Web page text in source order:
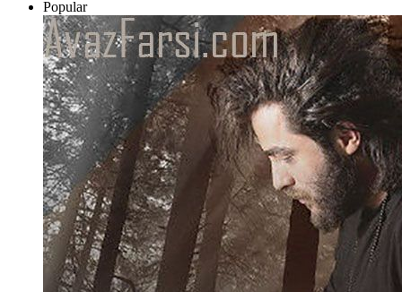
Popular